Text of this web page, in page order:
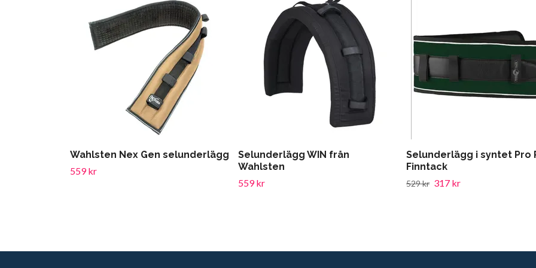
Wahlsten Nex Gen selunderlägg
559 kr
Selunderlägg WIN från
Wahlsten
559 kr
Selunderlägg i syntet Pro
Finntack
529 kr 317 kr